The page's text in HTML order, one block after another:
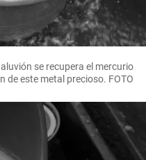
se recupera el mercurio
de este metal precioso. FOTO